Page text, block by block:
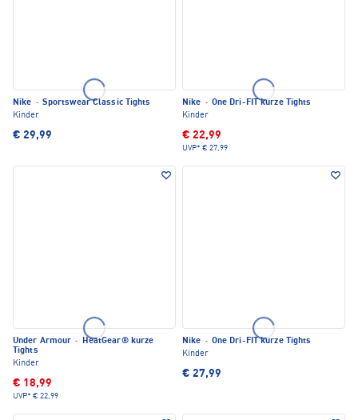
Nike · Sportswear Classic Tights
Kinder
€ 29,99
Nike · One Dri-FIT kurze Tights
Kinder
€ 22,99
UVP* € 27,99
Under Armour ·
HeatGear® kurze
Tights
Kinder
€ 18,99
UVP* € 22,99
Nike · One Dri-FIT kurze Tights
Kinder
€ 27,99